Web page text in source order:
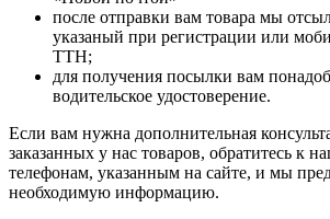
после отправки вам товара мы
указаный при регистрации или
ТТН;
для получения посылки вам
водительское удостоверение.
Если вам нужна дополнительная
заказанных у нас товаров, обратитесь к
телефонам, указанным на сайте, и мы
необходимую информацию.